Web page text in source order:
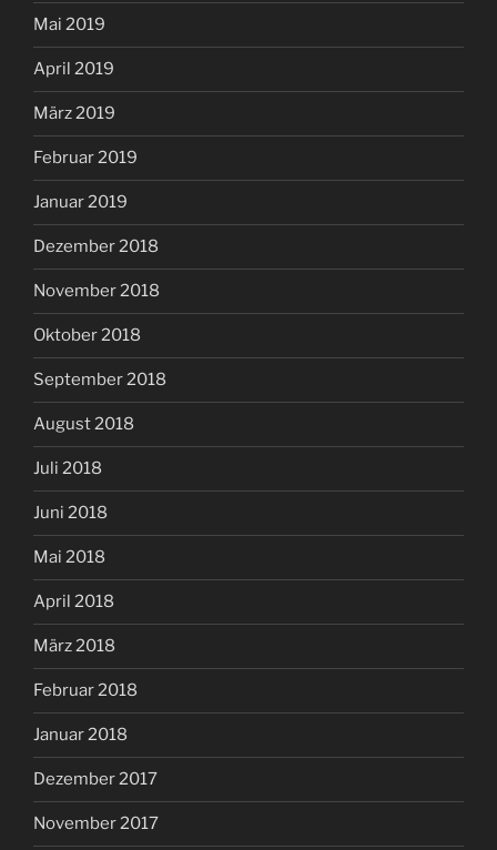
Mai 2019
April 2019
März 2019
Februar 2019
Januar 2019
Dezember 2018
November 2018
Oktober 2018
September 2018
August 2018
Juli 2018
Juni 2018
Mai 2018
April 2018
März 2018
Februar 2018
Januar 2018
Dezember 2017
November 2017